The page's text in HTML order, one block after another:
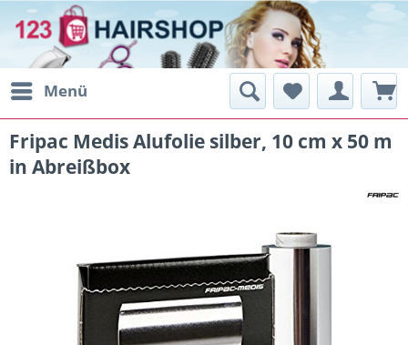
Menü
Fripac Medis Alufolie silber, 10 cm x 50 m
in Abreißbox